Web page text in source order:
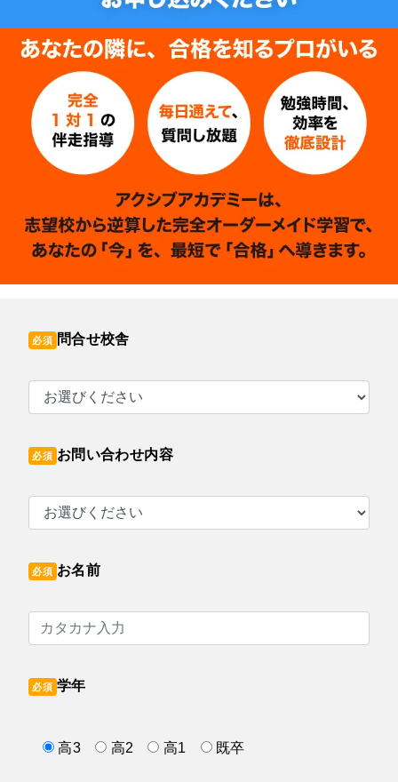
必須 問合せ校舎
必須 お問い合わせ内容
必須 お名前
必須 学年
高3 高2 高1 既卒